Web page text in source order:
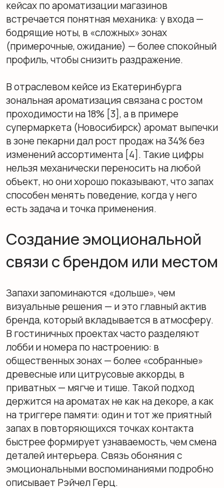
Повышение комфорта
и субъективной ценности
пространства
В быту и сервисе зонирование чаще всего
решает проблему «усталости пространства»:
когда все в одном стиле и одном запахе, мозг
перестает различать сценарии. В фитнес-
центрах свежие и травяные ноты
поддерживают ощущение чистоты, а в зоне
восстановления часто звучат более теплые,
спокойные композиции. Дома тот же принцип
общественных зонах — более «собранные»
древесные или цитрусовые аккорды, в
приватных — мягче и тише. Такой подход
держится на ароматах не как на декоре, а как
на триггере памяти: один и тот же приятный
запах в повторяющихся точках контакта
деталей интерьера. Связь обоняния с
эмоциональными воспоминаниями подробно
описывает Рэйчел Герц.